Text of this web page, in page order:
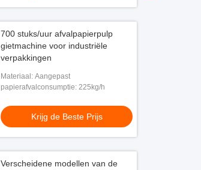
700 stuks/uur afvalpapierpulp
gietmachine voor industriële
verpakkingen
Materiaal: Aangepast
papierafvalconsumptie: 225kg/h
Krijg de Beste Prijs
Verscheidene modellen van de